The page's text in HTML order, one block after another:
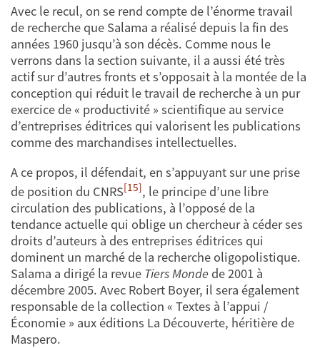
Avec le recul, on se rend compte de l’énorme travail
de recherche que Salama a réalisé depuis la fin des
années 1960 jusqu’à son décès. Comme nous le
verrons dans la section suivante, il a aussi été très
actif sur d’autres fronts et s’opposait à la montée de la
conception qui réduit le travail de recherche à un pur
exercice de « productivité » scientifique au service
d’entreprises éditrices qui valorisent les publications
comme des marchandises intellectuelles.
A ce propos, il défendait, en s’appuyant sur une prise
de position du CNRS[15], le principe d’une libre
circulation des publications, à l’opposé de la
tendance actuelle qui oblige un chercheur à céder ses
droits d’auteurs à des entreprises éditrices qui
dominent un marché de la recherche oligopolistique.
Salama a dirigé la revue Tiers Monde de 2001 à
décembre 2005. Avec Robert Boyer, il sera également
responsable de la collection « Textes à l’appui /
Économie » aux éditions La Découverte, héritière de
Maspero.